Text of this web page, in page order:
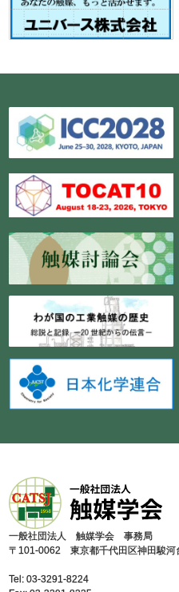
⼀般社団法⼈ 触媒学会 事務局
〒101-0062 東京都千代⽥区神⽥駿河
Tel: 03-3291-8224